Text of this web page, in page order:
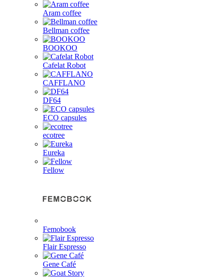
Aram coffee
Bellman coffee
BOOKOO
Cafelat Robot
CAFFLANO
DF64
ECO capsules
ecotree
Eureka
Fellow
Femobook
Flair Espresso
Gene Café